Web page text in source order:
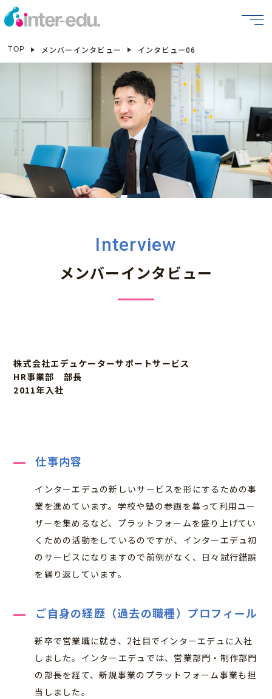
TOP メンバーインタビュー インタビュー06
Interview
メンバーインタビュー
株式会社エデュケーターサポートサービス
HR事業部 部⾧
2011年入社
仕事内容
インターエデュの新しいサービスを形にするための事
業を進めています。学校や塾の参画を募って利用ユー
ザーを集めるなど、プラットフォームを盛り上げてい
くための活動をしているのですが、インターエデュ初
のサービスになりますので前例がなく、日々試行錯誤
を繰り返しています。
ご自身の経歴（過去の職種）プロフィール
新卒で営業職に就き、2社目でインターエデュに入社
しました。インターエデュでは、営業部門・制作部門
の部長を経て、新規事業のプラットフォーム事業も担
当しました。